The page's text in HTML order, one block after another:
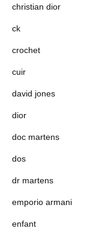
christian dior
ck
crochet
cuir
david jones
dior
doc martens
dos
dr martens
emporio armani
enfant